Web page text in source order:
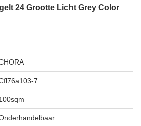
24 Grootte Licht Grey Color
7